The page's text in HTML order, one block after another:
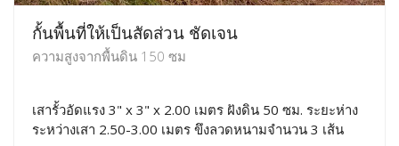
กั้นพื้นที่ให้เป็นสัดส่วน ชัดเจน
ความสูงจากพื้นดิน 150 ซม
เสารั้วอัดแรง 3" x 3" x 2.00 เมตร ฝังดิน 50 ซม. ระยะห่าง
ระหว่างเสา 2.50-3.00 เมตร ขึงลวดหนามจำนวน 3 เส้น